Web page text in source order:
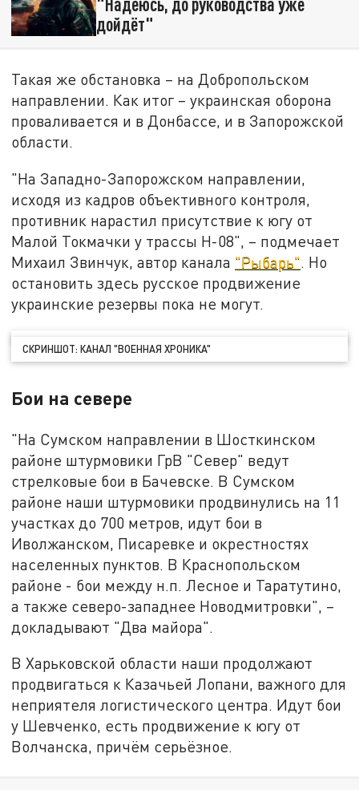
дойдёт"
Такая же обстановка – на Добропольском
направлении. Как итог – украинская оборона
проваливается и в Донбассе, и в Запорожской
области.
"На Западно-Запорожском направлении,
исходя из кадров объективного контроля,
противник нарастил присутствие к югу от
Малой Токмачки у трассы Н-08", – подмечает
Михаил Звинчук, автор канала "Рыбарь". Но
остановить здесь русское продвижение
украинские резервы пока не могут.
СКРИНШОТ: КАНАЛ "ВОЕННАЯ ХРОНИКА"
Бои на севере
"На Сумском направлении в Шосткинском
районе штурмовики ГрВ "Север" ведут
стрелковые бои в Бачевске. В Сумском
районе наши штурмовики продвинулись на 11
участках до 700 метров, идут бои в
Иволжанском, Писаревке и окрестностях
населенных пунктов. В Краснопольском
районе - бои между н.п. Лесное и Таратутино,
а также северо-западнее Новодмитровки", –
докладывают "Два майора".
В Харьковской области наши продолжают
продвигаться к Казачьей Лопани, важного для
неприятеля логистического центра. Идут бои
у Шевченко, есть продвижение к югу от
Волчанска, причём серьёзное.